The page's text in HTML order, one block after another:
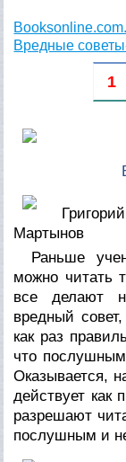
Вредные
1
Мартынов
Раньше
можно читать
все делают
вредный
как раз
что
Оказывается,
действует как
разрешают
послушным и